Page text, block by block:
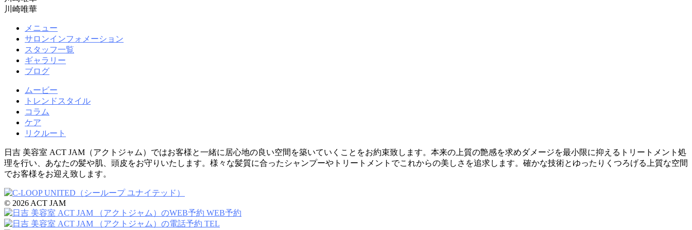
川崎唯華
メニュー
サロンインフォメーション
スタッフ一覧
ギャラリー
ブログ
ムービー
トレンドスタイル
コラム
ケア
リクルート
日吉 美容室 ACT JAM（アクトジャム）ではお客様と一緒に居心地の良い空間を築いていくことをお約束致します。本来の上質の艶感を求めダメージを最小限に抑えるトリートメント処
理を行い、あなたの髪や肌、頭皮をお守りいたします。様々な髪質に合ったシャンプーやトリートメントでこれからの美しさを追求します。確かな技術とゆったりくつろげる上質な空間
でお客様をお迎え致します。
© 2026 ACT JAM
WEB予約
TEL